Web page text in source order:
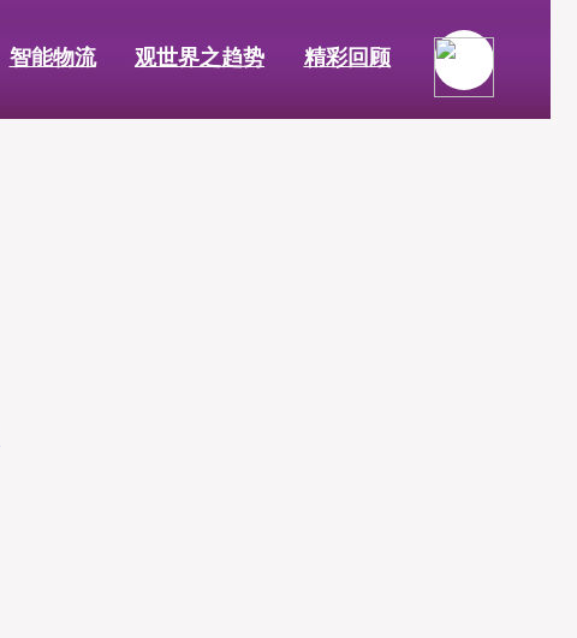
智能物流 观世界之趋势 精彩回顾